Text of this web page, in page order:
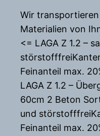
Wir
Materialien von
<= LAGA Z 1.2 –
Feinanteil max.
LAGA Z 1.2 –
60cm 2 Beton
und
Feinanteil max.